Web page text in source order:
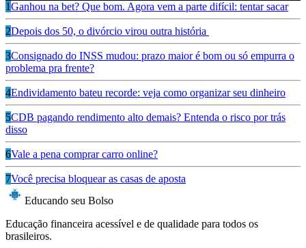
1Ganhou na bet? Que bom. Agora vem a parte difícil: tentar sacar
2Depois dos 50, o divórcio virou outra história
3Consignado do INSS mudou: prazo maior é bom ou só empurra o
problema pra frente?
4Endividamento bateu recorde: veja como organizar seu dinheiro
5CDB pagando rendimento alto demais? Entenda o risco por trás
disso
6Vale a pena comprar carro online?
7Você precisa bloquear as casas de aposta
Educando seu Bolso
Educação financeira acessível e de qualidade para todos os
brasileiros.